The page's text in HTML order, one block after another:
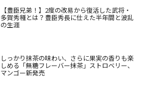
【豊臣兄弟！】2度の改易から復活した武将・
多賀秀種とは？豊臣秀長に仕えた半年間と波乱
の生涯
しっかり抹茶の味わい、さらに果実の香りも楽
しめる「無糖フレーバー抹茶」ストロベリー、
マンゴー新発売